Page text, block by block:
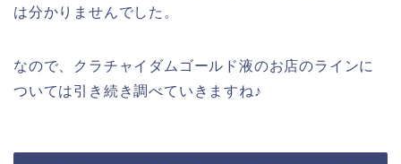
は分かりませんでした。
なので、クラチャイダムゴールド液のお店のラインに
ついては引き続き調べていきますね♪